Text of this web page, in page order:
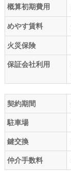
概算初期費用
めやす賃料
火災保険
保証会社利用
契約期間
駐車場
鍵交換
仲介手数料